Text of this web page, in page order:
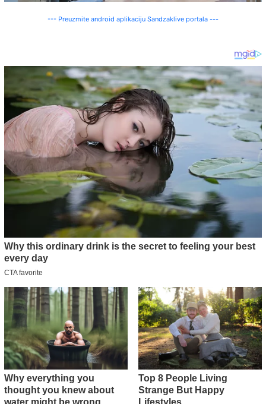
--- Preuzmite android aplikaciju Sandzaklive portala ---